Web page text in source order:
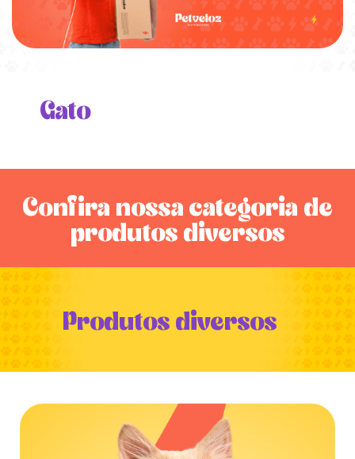
Gato
Confira nossa categoria de
produtos diversos
Produtos diversos